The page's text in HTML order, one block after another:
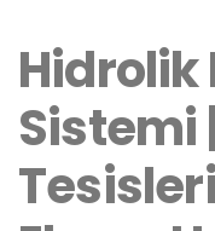
Hidrolik
Sistemi